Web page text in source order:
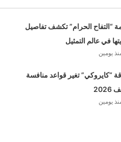
“التفاح الحرام” تكشف تفاصيل
في عالم التمثيل
يومين
“كايروكي” تغير قواعد منافسة
يومين